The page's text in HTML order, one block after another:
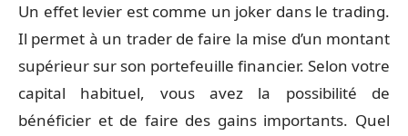
Un effet levier est comme un joker dans le trading.
Il permet à un trader de faire la mise d’un montant
supérieur sur son portefeuille financier. Selon votre
capital habituel, vous avez la possibilité de
bénéficier et de faire des gains importants. Quel